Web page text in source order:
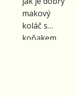
makový
koláč s
koňakem,